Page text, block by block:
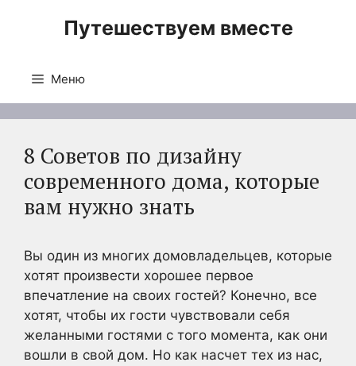
Путешествуем вместе
Меню
8 Советов по дизайну
современного дома, которые
вам нужно знать
Вы один из многих домовладельцев, которые
хотят произвести хорошее первое
впечатление на своих гостей? Конечно, все
хотят, чтобы их гости чувствовали себя
желанными гостями с того момента, как они
вошли в свой дом. Но как насчет тех из нас,